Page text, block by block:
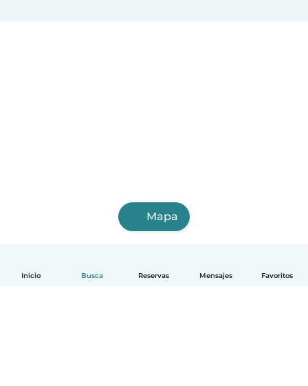
Inicio Busca Reservas Mensajes Favoritos
Mapa